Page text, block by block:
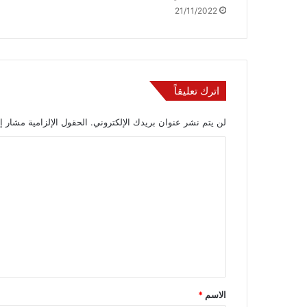
21/11/2022
اترك تعليقاً
لن يتم نشر عنوان بريدك الإلكتروني. الحقول الإلزامية مشار
*
الاسم *